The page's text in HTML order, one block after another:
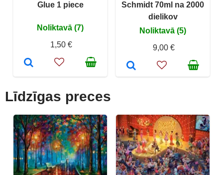
Glue 1 piece
Noliktavā (7)
1,50 €
Schmidt 70ml na 2000
dielikov
Noliktavā (5)
9,00 €
Līdzīgas preces